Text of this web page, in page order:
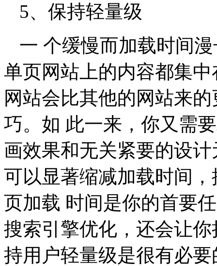
5、保持轻量级
一 个缓慢而加载时间
单页网站上的内容都集
网站会比其他的网站来
巧。如 此一来，你又需
画效果和无关紧要的设
可以显著缩减加载时间
页加载 时间是你的首要
搜索引擎优化，还会让
持用户轻量级是很有必要